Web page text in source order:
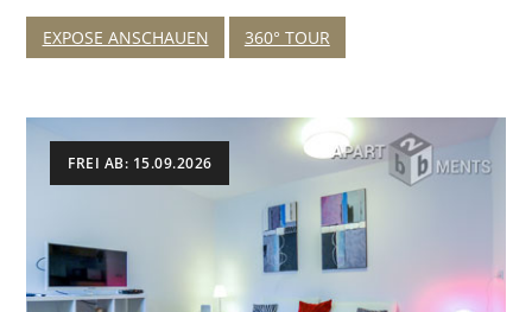
EXPOSE ANSCHAUEN 360° TOUR
FREI AB: 15.09.2026